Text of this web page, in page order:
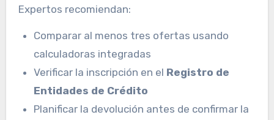
Expertos recomiendan:
Comparar al menos tres ofertas usando
calculadoras integradas
Verificar la inscripción en el Registro de
Entidades de Crédito
Planificar la devolución antes de confirmar la